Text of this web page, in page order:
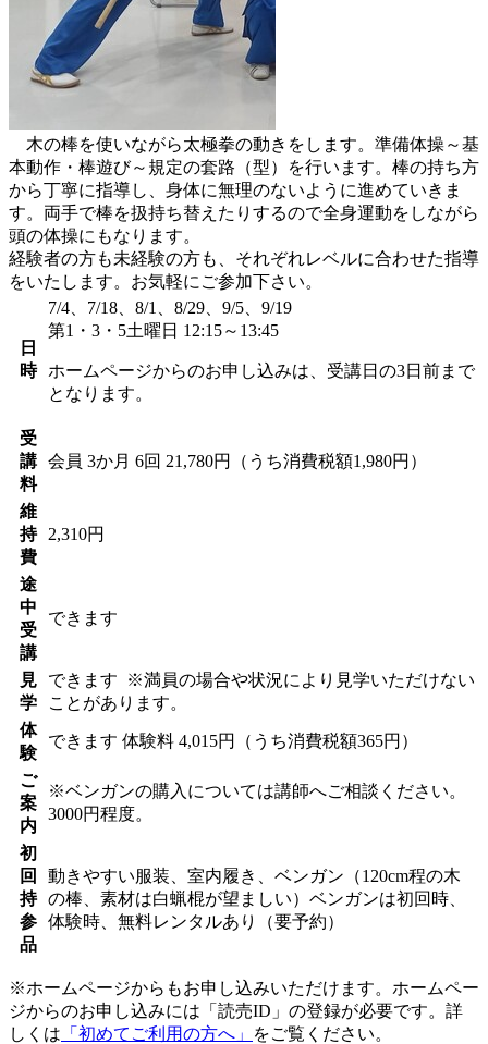
木の棒を使いながら太極拳の動きをします。準備体操～基
本動作・棒遊び～規定の套路（型）を行います。棒の持ち方
から丁寧に指導し、身体に無理のないように進めていきま
す。両手で棒を扱持ち替えたりするので全身運動をしながら
頭の体操にもなります。
経験者の方も未経験の方も、それぞれレベルに合わせた指導
をいたします。お気軽にご参加下さい。
日
時
7/4、7/18、8/1、8/29、9/5、9/19
第1・3・5土曜日 12:15～13:45
ホームページからのお申し込みは、受講日の3日前まで
となります。
受
講
料
会員 3か月 6回 21,780円（うち消費税額1,980円）
維
持
費
2,310円
途
中
受
講
できます
見
学
できます
※満員の場合や状況により見学いただけない
ことがあります。
体
験
できます 体験料 4,015円（うち消費税額365円）
ご
案
内
※ベンガンの購入については講師へご相談ください。
3000円程度。
初
回
持
参
品
動きやすい服装、室内履き、ベンガン（120cm程の木
の棒、素材は白蝋棍が望ましい）ベンガンは初回時、
体験時、無料レンタルあり（要予約）
※ホームページからもお申し込みいただけます。ホームペー
ジからのお申し込みには「読売ID」の登録が必要です。詳
しくは 「初めてご利用の方へ」 をご覧ください。